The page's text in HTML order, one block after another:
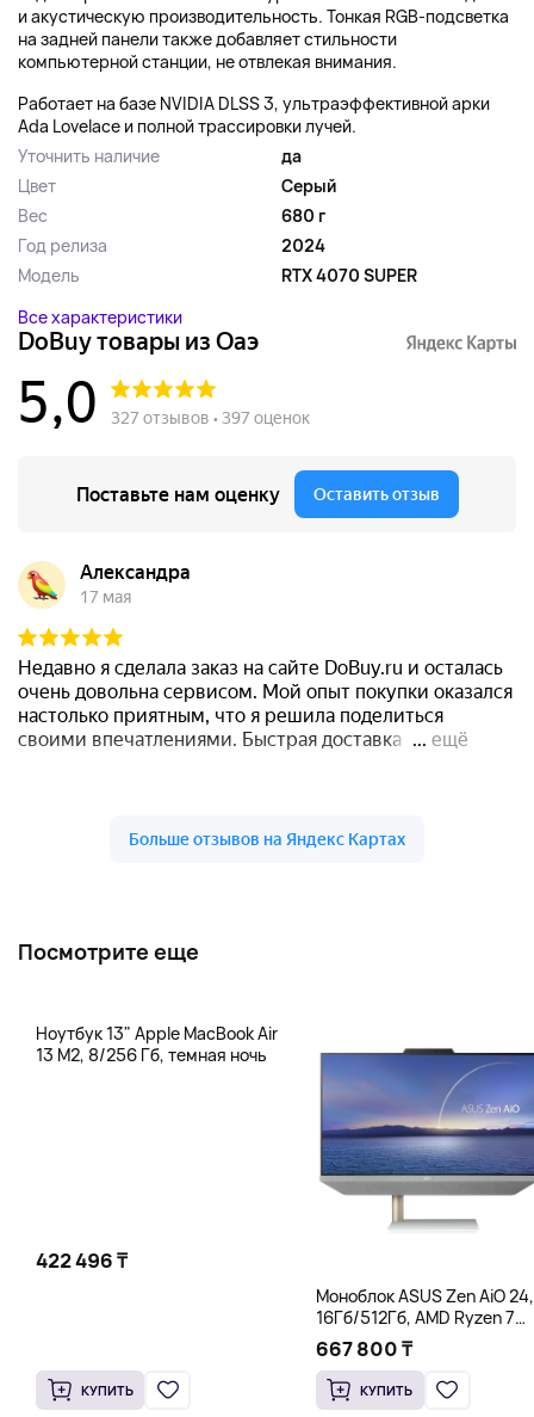
и акустическую производительность. Тонкая RGB-подсветка
на задней панели также добавляет стильности
компьютерной станции, не отвлекая внимания.
Работает на базе NVIDIA DLSS 3, ультраэффективной арки
Ada Lovelace и полной трассировки лучей.
Уточнить наличие
да
Цвет
Серый
Вес
680 г
Год релиза
2024
Модель
RTX 4070 SUPER
Все характеристики
Посмотрите еще
Ноутбук 13" Apple MacBook Air
13 M2, 8/256 Гб, темная ночь
422 496 ₸
КУПИТЬ
Моноблок ASUS Zen AiO 24,
16Гб/512Гб, AMD Ryzen 7
5825U, белый
667 800 ₸
КУПИТЬ